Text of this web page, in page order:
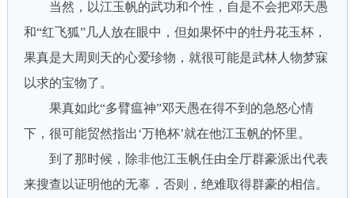
当然，以江玉帆的武功和个性，自是不会把邓天愚
和“红飞狐”几人放在眼中，但如果怀中的牡丹花玉杯，
果真是大周则天的心爱珍物，就很可能是武林人物梦寐
以求的宝物了。
果真如此“多臂瘟神”邓天愚在得不到的急怒心情
下，很可能贸然指出‘万艳杯’就在他江玉帆的怀里。
到了那时候，除非他江玉帆任由全厅群豪派出代表
来搜查以证明他的无辜，否则，绝难取得群豪的相信。